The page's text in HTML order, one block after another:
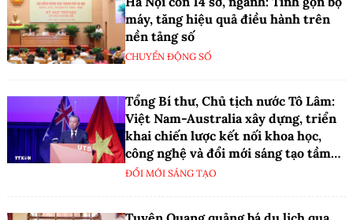
máy, tăng hiệu quả điều hành trên
nền tảng số
CHUYỂN ĐỘNG SỐ
Tổng Bí thư, Chủ tịch nước Tô Lâm:
Việt Nam-Australia xây dựng, triển
khai chiến lược kết nối khoa học,
công nghệ và đổi mới sáng tạo tầm
nhìn dài hạn
ĐỔI MỚI SÁNG TẠO